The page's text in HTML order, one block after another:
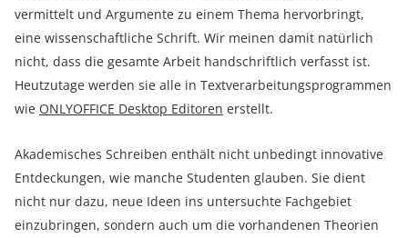
vermittelt und Argumente zu einem Thema hervorbringt,
eine wissenschaftliche Schrift. Wir meinen damit natürlich
nicht, dass die gesamte Arbeit handschriftlich verfasst ist.
Heutzutage werden sie alle in Textverarbeitungsprogrammen
wie ONLYOFFICE Desktop Editoren erstellt.
Akademisches Schreiben enthält nicht unbedingt innovative
Entdeckungen, wie manche Studenten glauben. Sie dient
nicht nur dazu, neue Ideen ins untersuchte Fachgebiet
einzubringen, sondern auch um die vorhandenen Theorien